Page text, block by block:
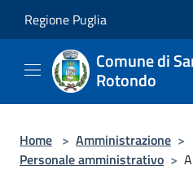
Regione Puglia
Comune di
Rotondo
Home > Amministrazione >
Personale amministrativo >